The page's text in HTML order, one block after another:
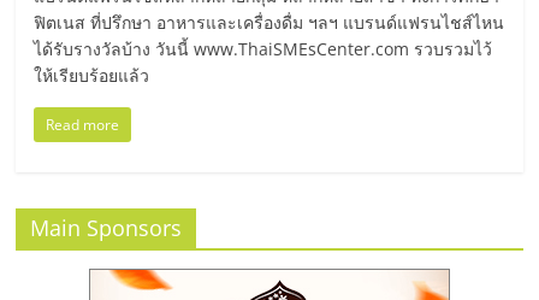
รน
ไชส์
ขาย
หน้า
ฟิตเนส ที่ปรึกษา อาหารและเครื่องดื่ม ฯลฯ แบรนด์แฟรนไชส์ไหน
ได้รับรางวัลบ้าง วันนี้ www.ThaiSMEsCenter.com รวบรวมไว้
ให้เรียบร้อยแล้ว
Read more
Main Sponsors